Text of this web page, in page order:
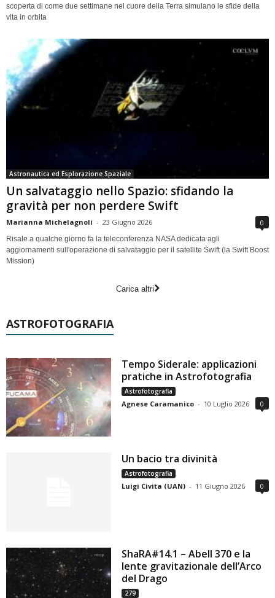
scoperta di come due settimane nel cuore della Terra simulano le sfide della
vita in orbita
Astronautica ed Esplorazione Spaziale
Un salvataggio nello Spazio: sfidando la
gravità per non perdere Swift
Marianna Michelagnoli - 23 Giugno 2026 0
Risale a qualche giorno fa la teleconferenza NASA dedicata agli
aggiornamenti sull'operazione di salvataggio per il satellite Swift (la Swift Boost
Mission)
Carica altri
ASTROFOTOGRAFIA
Tempo Siderale: applicazioni
pratiche in Astrofotografia
Astrofotografia
Agnese Caramanico - 10 Luglio 2026 0
Un bacio tra divinità
Astrofotografia
Luigi Civita (UAN) - 11 Giugno 2026 0
ShaRA#14.1 – Abell 370 e la
lente gravitazionale dell’Arco
del Drago
279